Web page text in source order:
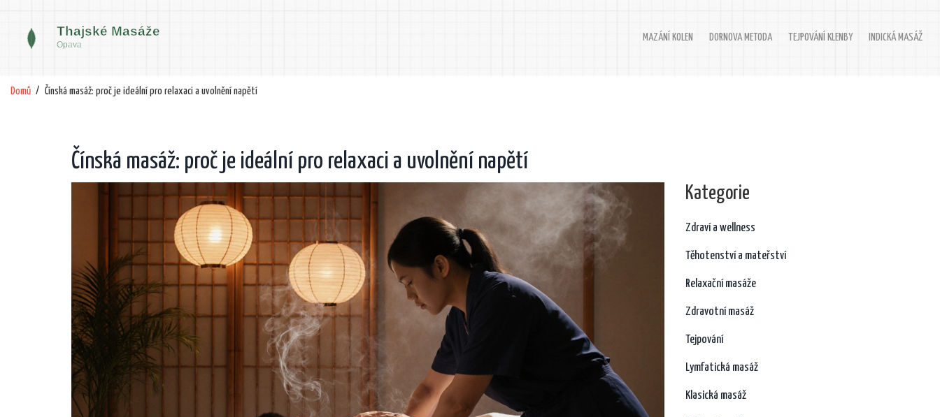
MAZÁNÍ KOLEN DORNOVA METODA TEJPOVÁNÍ KLENBY INDICKÁ MASÁŽ
Domů Čínská masáž: proč je ideální pro relaxaci a uvolnění napětí
Čínská masáž: proč je ideální pro relaxaci a uvolnění napětí
Kategorie
Zdraví a wellness
Těhotenství a mateřství
Relaxační masáže
Zdravotní masáž
Tejpování
Lymfatická masáž
Klasická masáž